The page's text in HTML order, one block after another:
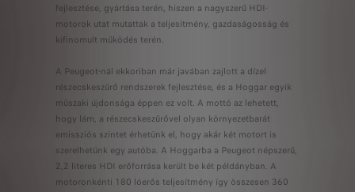
fejlesztése, gyártása terén, hiszen a nagyszerű HDI-
motorok utat mutattak a teljesítmény, gazdaságosság és
kifinomult működés terén.
A Peugeot-nál ekkoriban már javában zajlott a dízel
részecskeszűrő rendszerek fejlesztése, és a Hoggar egyik
műszaki újdonsága éppen ez volt. A mottó az lehetett,
hogy lám, a részecskeszűrővel olyan környezetbarát
emissziós szintet érhetünk el, hogy akár két motort is
szerelhetünk egy autóba. A Hoggarba a Peugeot népszerű,
2,2 literes HDI erőforrása került be két példányban. A
motoronkénti 180 lóerős teljesítmény így összesen 360